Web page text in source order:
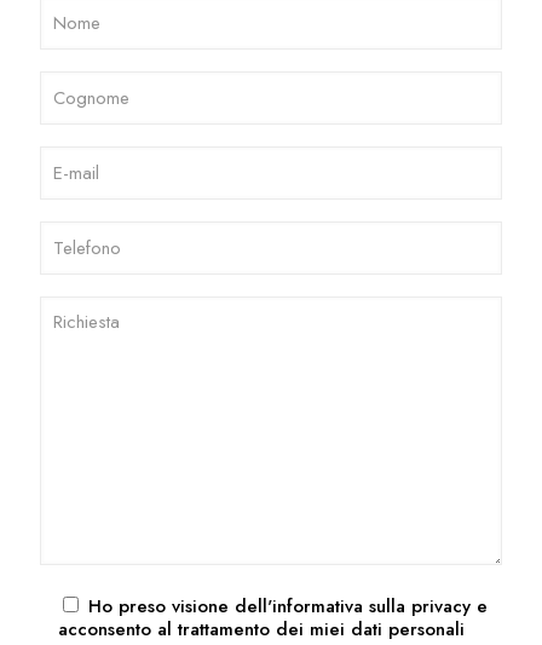
Ho preso visione dell'informativa sulla privacy e
acconsento al trattamento dei miei dati personali